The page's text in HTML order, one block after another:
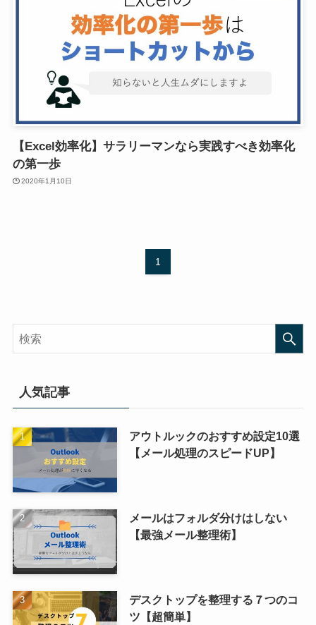
【Excel効率化】サラリーマンなら実践すべき効率化
の第一歩
2020年1月10日
1
人気記事
アウトルックのおすすめ設定10選
【メール処理のスピードUP】
メールはフォルダ分けはしない
【最強メール整理術】
デスクトップを整理する７つのコ
ツ【超簡単】